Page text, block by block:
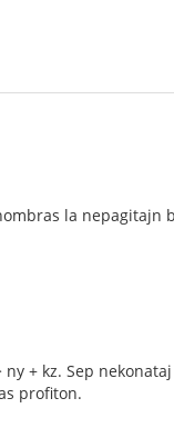
la nepagitajn
+ kz. Sep
profiton.